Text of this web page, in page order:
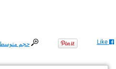
حجم متوسط Like